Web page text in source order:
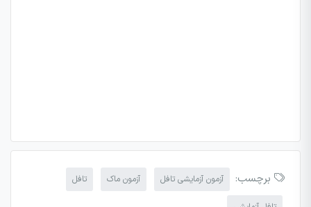
برچسب: آزمون آزمایشی تافل آزمون ماک تافل